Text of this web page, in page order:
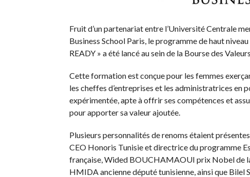
Fruit d’un partenariat entre l’Université Centrale
Business School Paris, le programme de haut
READY » a été lancé au sein de la Bourse des
Cette formation est conçue pour les femmes
les cheffes d’entreprises et les administratrices en
expérimentée, apte à offrir ses compétences et
pour apporter sa valeur ajoutée.
Plusieurs personnalités de renoms étaient
CEO Honoris Tunisie et directrice du programme
française, Wided BOUCHAMAOUI prix Nobel de
HMIDA ancienne député tunisienne, ainsi que